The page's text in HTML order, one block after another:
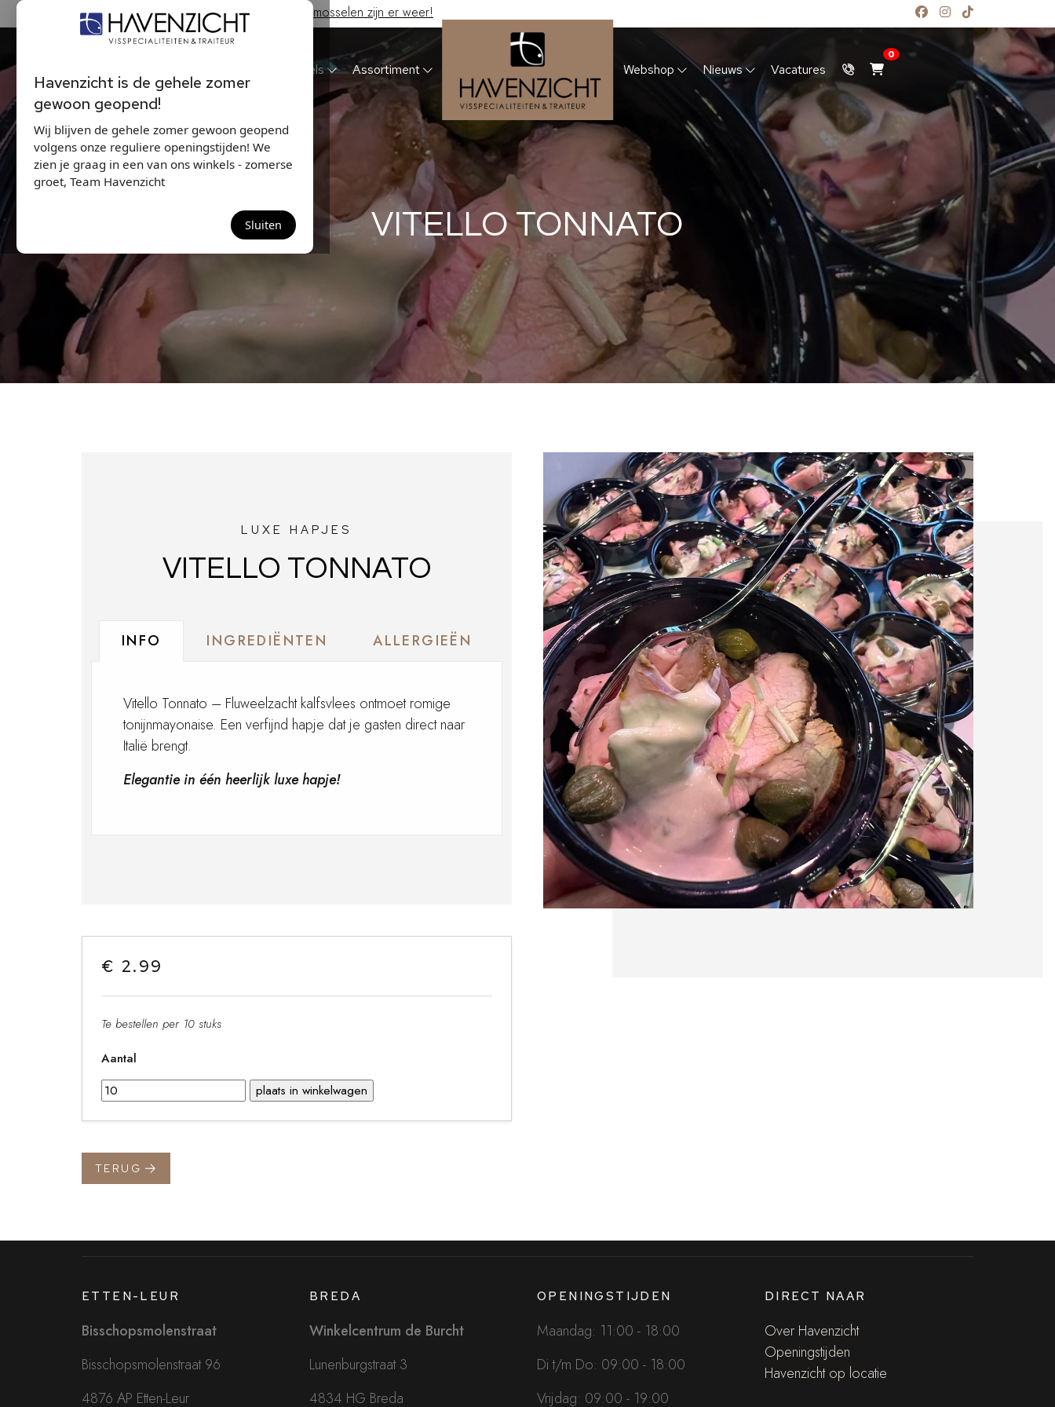
Havenzicht is de gehele zomer
gewoon geopend!
Wij blijven de gehele zomer gewoon geopend
volgens onze reguliere openingstijden! We
zien je graag in een van ons winkels - zomerse
groet, Team Havenzicht
Sluiten
Hollandse Nieuwe & Zeeuwse bodem mosselen zijn er weer!
Winkels Assortiment Webshop Nieuws Vacatures
0
VITELLO TONNATO
LUXE HAPJES
VITELLO TONNATO
INFO INGREDIËNTEN ALLERGIEËN
Vitello Tonnato – Fluweelzacht kalfsvlees ontmoet romige
tonijnmayonaise. Een verfijnd hapje dat je gasten direct naar
Italië brengt.
Elegantie in één heerlijk luxe hapje!
€ 2.99
Te bestellen per 10 stuks
Aantal
TERUG
ETTEN-LEUR
Bisschopsmolenstraat
Bisschopsmolenstraat 96
4876 AP Etten-Leur
BREDA
Winkelcentrum de Burcht
Lunenburgstraat 3
4834 HG Breda
OPENINGSTIJDEN
Maandag: 11:00 - 18:00
Di t/m Do: 09:00 - 18:00
Vrijdag: 09:00 - 19:00
DIRECT NAAR
Over Havenzicht
Openingstijden
Havenzicht op locatie